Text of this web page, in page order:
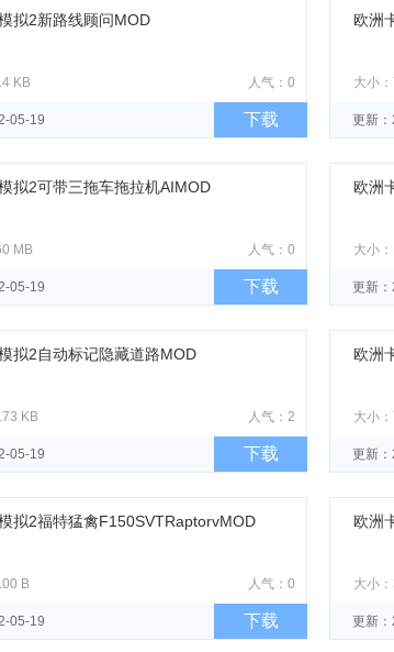
拟2新路线顾问MOD
人气：0
KB
下载
05-19
欧洲
大小
更新
拟2可带三拖车拖拉机AIMOD
人气：0
MB
下载
05-19
欧洲
大小
更新
拟2自动标记隐藏道路MOD
人气：2
KB
下载
05-19
欧洲
大小
更新
拟2福特猛禽F150SVTRaptorvMOD
人气：0
B
下载
05-19
欧洲
大小
更新